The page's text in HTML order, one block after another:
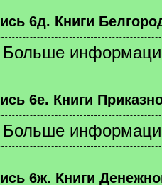
6д. Книги
6е. Книги
6ж. Книги